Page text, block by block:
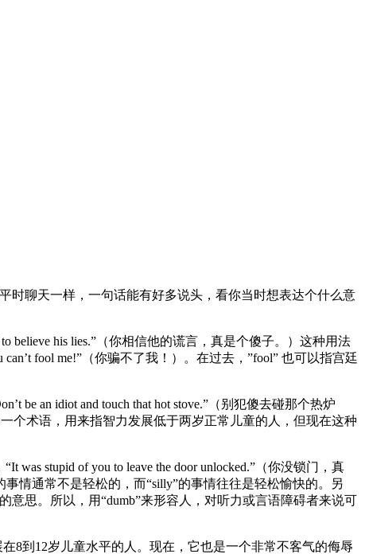
时聊天一样，一句话能有好多说头，看你当时想表达个什么意
believe his lies.”（你相信他的谎言，真是个傻子。）这种用法
fool me!”（你骗不了我！）。在过去，”fool” 也可以指宫廷
be an idiot and touch that hot stove.”（别犯傻去碰那个热炉
个术语，用来指智力发展低于两岁正常儿童的人，但现在这种
stupid of you to leave the door unlocked.”（你没锁门，真
事情通常不是轻松的，而“silly”的事情往往是轻松愉快的。另
意思。所以，用“dumb”来形容人，对听力或言语障碍者来说可
8到12岁儿童水平的人。现在，它也是一个非常不客气的侮辱